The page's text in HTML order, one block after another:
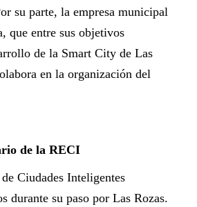
su parte, la empresa municipal
que entre sus objetivos
de la Smart City de Las
en la organización del
de la RECI
Ciudades Inteligentes
durante su paso por Las Rozas.